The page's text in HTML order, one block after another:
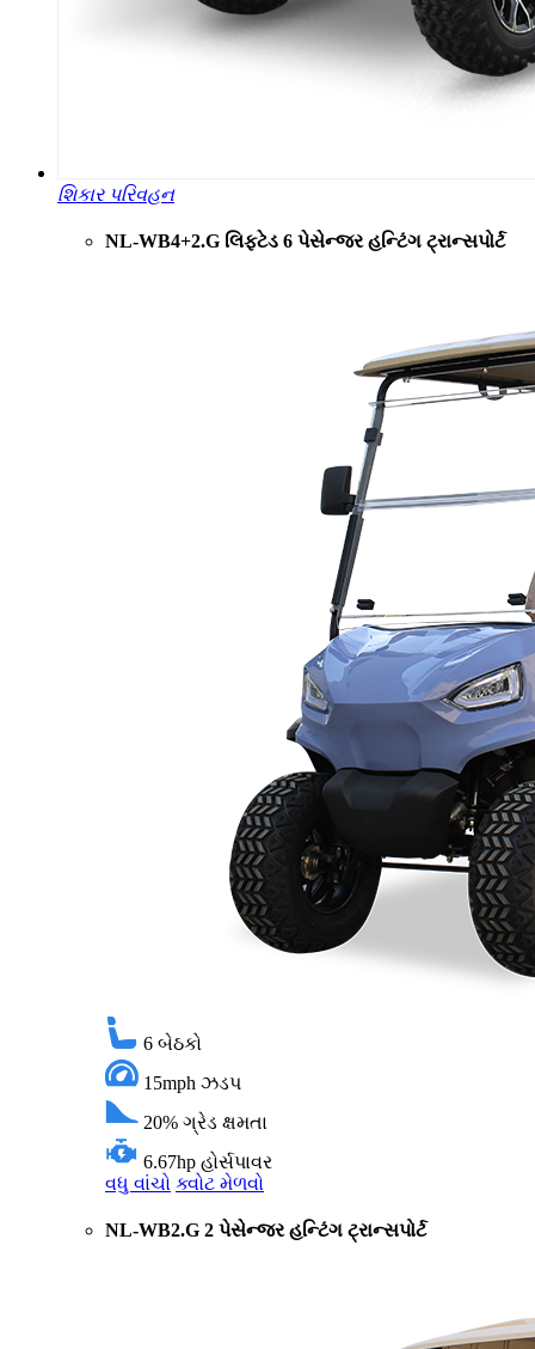
શિકાર પરિવહન
NL-WB4+2.G લિફ્ટેડ 6 પેસેન્જર હન્ટિંગ ટ્રાન્સપોર્ટ
6 બેઠકો
15mph ઝડપ
20% ગ્રેડ ક્ષમતા
6.67hp હોર્સપાવર
વધુ વાંચો ક્વોટ મેળવો
NL-WB2.G 2 પેસેન્જર હન્ટિંગ ટ્રાન્સપોર્ટ